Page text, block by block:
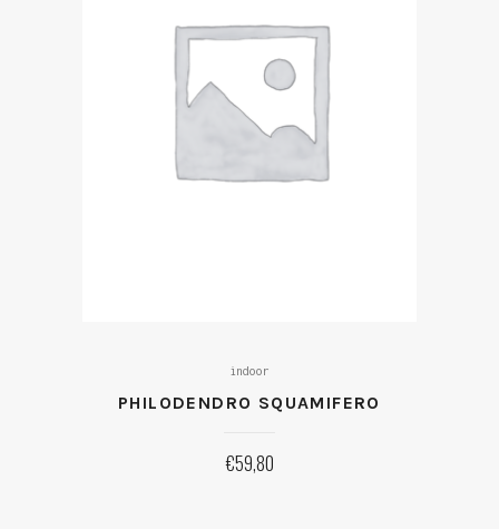
indoor
PHILODENDRO SQUAMIFERO
€59,80